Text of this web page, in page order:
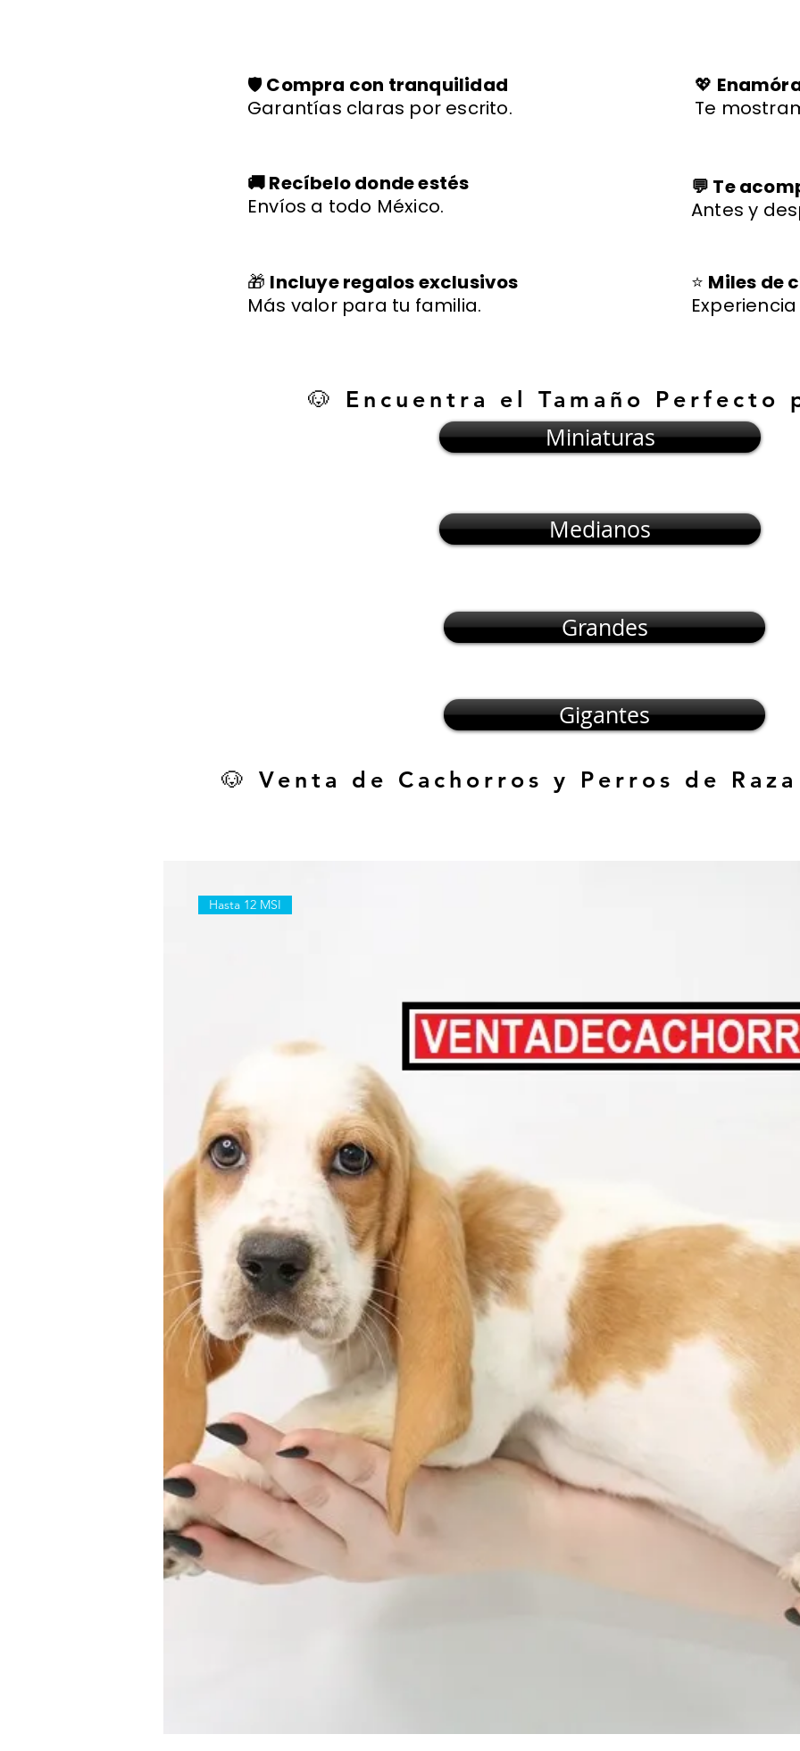
🛡️Compra con tranquilidad
Garantías claras por escrito.
🚚 Recíbelo donde estés
Envíos a todo México.
🎁 Incluye regalos exclusivos
Más valor para tu familia.
💖
Te
💬 Te
Antes y
⭐ Miles de
🐶 Encuentra el Tamaño Perfecto
Miniaturas
Medianos
Grandes
Gigantes
🐶 Venta de Cachorros y Perros de
Hasta 12 MSI